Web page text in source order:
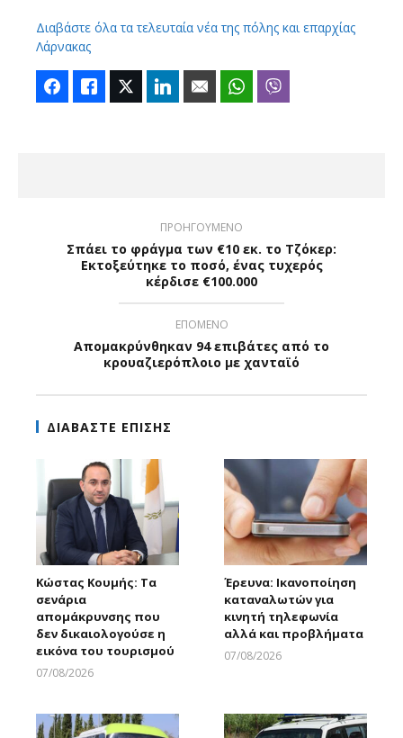
Διαβάστε όλα τα τελευταία νέα της πόλης και επαρχίας
Λάρνακας
FacebookLike Twitter LinkedIn Email WhatsApp
ΠΡΟΗΓΟΥΜΕΝΟ
Σπάει το φράγμα των €10 εκ. το Τζόκερ:
Εκτοξεύτηκε το ποσό, ένας τυχερός
κέρδισε €100.000
ΕΠΟΜΕΝΟ
Απομακρύνθηκαν 94 επιβάτες από το
κρουαζιερόπλοιο με χανταϊό
ΔΙΑΒΑΣΤΕ ΕΠΙΣΗΣ
Κώστας Κουμής: Τα
σενάρια
απομάκρυνσης που
δεν δικαιολογούσε η
εικόνα του τουρισμού
07/08/2026
Έρευνα: Ικανοποίηση
καταναλωτών για
κινητή τηλεφωνία
αλλά και προβλήματα
07/08/2026